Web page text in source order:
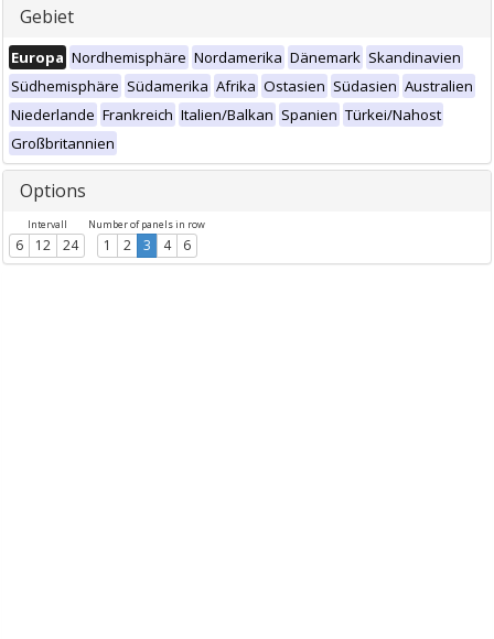
Gebiet
Europa Nordhemisphäre Nordamerika Dänemark Skandinavien
Südhemisphäre Südamerika Afrika Ostasien Südasien Australien
Niederlande Frankreich Italien/Balkan Spanien Türkei/Nahost
Großbritannien
Options
Intervall
6 12 24
Number of panels in row
1 2 3 4 6